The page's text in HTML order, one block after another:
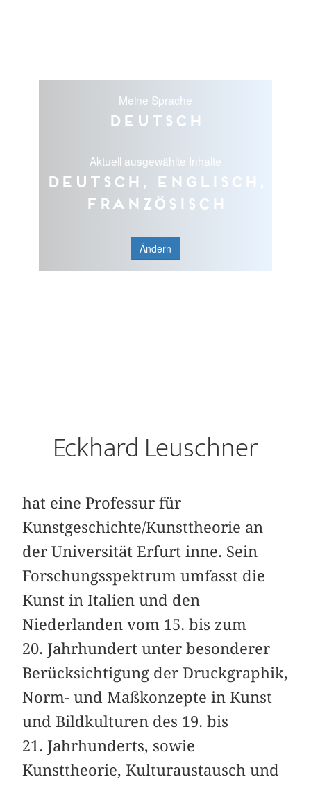
Meine Sprache
Deutsch
Aktuell ausgewählte Inhalte
Deutsch, Englisch,
Französisch
Ändern
Eckhard Leuschner
hat eine Professur für
Kunstgeschichte/Kunsttheorie an
der Universität Erfurt inne. Sein
Forschungsspektrum umfasst die
Kunst in Italien und den
Niederlanden vom 15. bis zum
20. Jahrhundert unter besonderer
Berücksichtigung der Druckgraphik,
Norm- und Maßkonzepte in Kunst
und Bildkulturen des 19. bis
21. Jahrhunderts, sowie
Kunsttheorie, Kulturaustausch und